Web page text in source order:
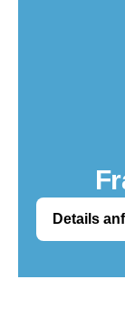
Details